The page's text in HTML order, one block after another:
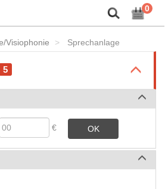
0
Visiophonie Sprechanlage
5
€ OK
vorstellen!